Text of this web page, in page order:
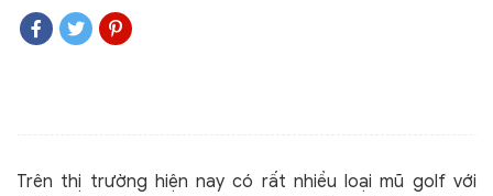
TÚI GOLF
Trên thị trường hiện nay có rất nhiều loại mũ golf với